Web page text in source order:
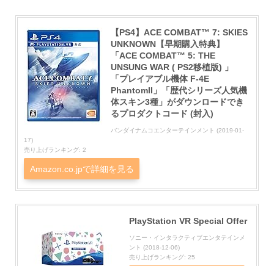
【PS4】ACE COMBAT™ 7: SKIES
UNKNOWN【早期購入特典】
「ACE COMBAT™ 5: THE
UNSUNG WAR ( PS2移植版) 」
「プレイアブル機体 F-4E
PhantomII」「歴代シリーズ人気機
体スキン3種」がダウンロードでき
るプロダクトコード (封入)
バンダイナムコエンターテインメント (2019-01-
17)
売り上げランキング: 2
Amazon.co.jpで詳細を見る
PlayStation VR Special Offer
ソニー・インタラクティブエンタテインメ
ント (2018-12-06)
売り上げランキング: 25